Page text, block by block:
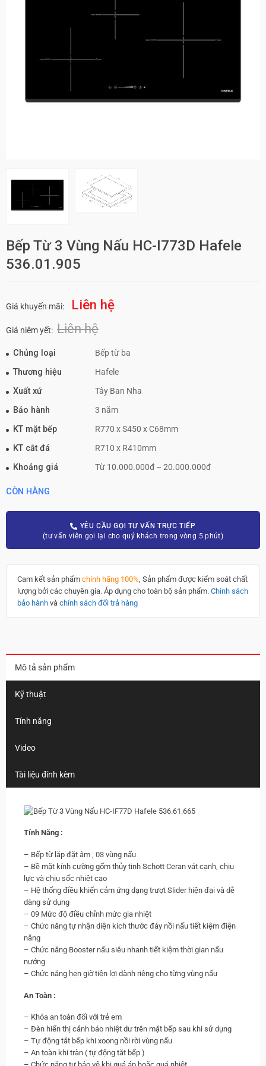
Bếp Từ 3 Vùng Nấu HC-I773D Hafele
536.01.905
Giá khuyến mãi: Liên hệ
Giá niêm yết: Liên hệ
Chủng loại
Bếp từ ba
Thương hiệu
Hafele
Xuất xứ
Tây Ban Nha
Bảo hành
3 năm
KT mặt bếp
R770 x S450 x C68mm
KT cắt đá
R710 x R410mm
Khoảng giá
Từ 10.000.000đ – 20.000.000đ
CÒN HÀNG
YÊU CẦU GỌI TƯ VẤN TRỰC TIẾP
(tư vấn viên gọi lại cho quý khách trong vòng 5 phút)
Cam kết sản phẩm chính hãng 100% , Sản phẩm được kiểm soát chất
lượng bởi các chuyên gia. Áp dụng cho toàn bộ sản phẩm. Chính sách
bảo hành và chính sách đổi trả hàng
Mô tả sản phẩm
Kỹ thuật
Tính năng
Video
Tài liệu đính kèm
Tính Năng :
– Bếp từ lắp đặt âm , 03 vùng nấu
– Bề mặt kính cường gốm thủy tinh Schott Ceran vát cạnh, chịu
lực và chịu sốc nhiệt cao
– Hệ thống điều khiển cảm ứng dạng trượt Slider hiện đại và dễ
dàng sử dụng
– 09 Mức độ điều chỉnh mức gia nhiệt
– Chức năng tự nhận diện kích thước đáy nồi nấu tiết kiệm điện
năng
– Chức năng Booster nấu siêu nhanh tiết kiệm thời gian nấu
nướng
– Chức năng hẹn giờ tiện lợi dành riêng cho từng vùng nấu
An Toàn :
– Khóa an toàn đối với trẻ em
– Đèn hiển thị cảnh báo nhiệt dư trên mặt bếp sau khi sử dụng
– Tự động tắt bếp khi xoong nồi rời vùng nấu
– An toàn khi tràn ( tự động tắt bếp )